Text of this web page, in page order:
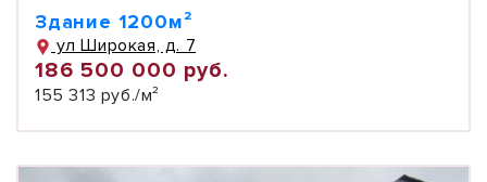
Здание 1200м²
ул Широкая, д. 7
186 500 000 руб.
155 313 руб./м²